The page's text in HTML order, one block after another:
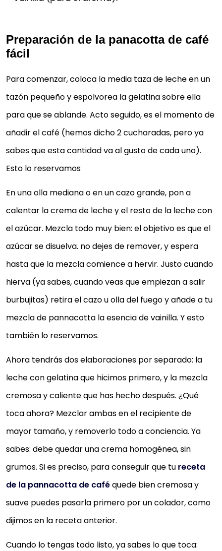
Preparación de la panacotta de café
fácil
Para comenzar, coloca la media taza de leche en un
tazón pequeño y espolvorea la gelatina sobre ella
para que se ablande. Acto seguido, es el momento de
añadir el café (hemos dicho 2 cucharadas, pero ya
sabes que esta cantidad va al gusto de cada uno).
Esto lo reservamos
En una olla mediana o en un cazo grande, pon a
calentar la crema de leche y el resto de la leche con
el azúcar. Mezcla todo muy bien: el objetivo es que el
azúcar se disuelva. no dejes de remover, y espera
hasta que la mezcla comience a hervir. Justo cuando
hierva (ya sabes, cuando veas que empiezan a salir
burbujitas) retira el cazo u olla del fuego y añade a tu
mezcla de pannacotta la esencia de vainilla. Y esto
también lo reservamos.
Ahora tendrás dos elaboraciones por separado: la
leche con gelatina que hicimos primero, y la mezcla
cremosa y caliente que has hecho después. ¿Qué
toca ahora? Mezclar ambas en el recipiente de
mayor tamaño, y removerlo todo a conciencia. Ya
sabes: debe quedar una crema homogénea, sin
grumos. Si es preciso, para conseguir que tu receta
de la pannacotta de caféquede bien cremosa y
suave puedes pasarla primero por un colador, como
dijimos en la receta anterior.
Cuando lo tengas todo listo, ya sabes lo que toca: